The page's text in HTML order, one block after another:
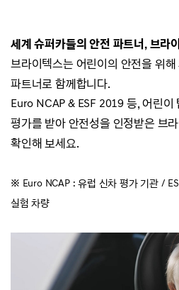
세계 슈퍼카들의 안전 파트너, 브라
브라이텍스는 어린이의 안전을 위
파트너로 함께합니다.
Euro NCAP & ESF 2019 등, 어린이
평가를 받아 안전성을 인정받은 브
확인해 보세요.
※ Euro NCAP : 유럽 신차 평가 기관 /
실험 차량